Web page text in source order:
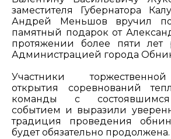
заместителя Губернатора
Андрей Меньшов вручил
памятный подарок от
протяжении более пяти лет
Администрацией города
Участники
открытия соревнований
команды с
событием и выразили
традиция проведения
будет обязательно продолжена.